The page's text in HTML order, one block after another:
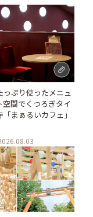
っぷり使ったメニュ
間でくつろぎタイ
まぁるいカフェ」